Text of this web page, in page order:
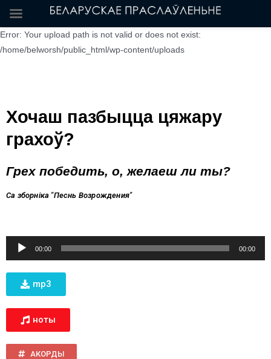
Error: Your upload path is not valid or does not exist:
/home/belworsh/public_html/wp-content/uploads
Хочаш пазбыцца цяжару
грахоў?
Грех победить, о, желаеш ли ты?
Са зборніка "Песнь Возрождения"
Аудиоплеер
00:00 00:00
mp3
ноты
АКОРДЫ